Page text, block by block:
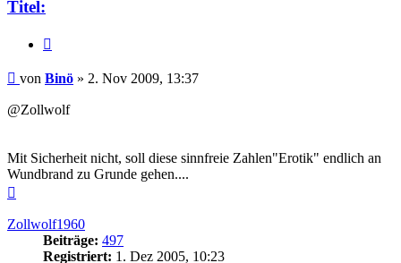
Titel:
Beitrag
von Binö » 2. Nov 2009, 13:37
@Zollwolf
Mit Sicherheit nicht, soll diese sinnfreie Zahlen"Erotik" endlich an
Wundbrand zu Grunde gehen....
Zollwolf1960
Beiträge: 497
Registriert: 1. Dez 2005, 10:23